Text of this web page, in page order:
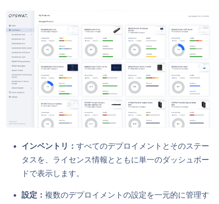
インベントリ： すべてのデプロイメントとそのステー
タスを、ライセンス情報とともに単一のダッシュボー
ドで表示します。
設定： 複数のデプロイメントの設定を一元的に管理す